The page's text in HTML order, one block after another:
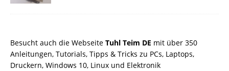
Besucht auch die Webseite Tuhl Teim DE mit über 350
Anleitungen, Tutorials, Tipps & Tricks zu PCs, Laptops,
Druckern, Windows 10, Linux und Elektronik